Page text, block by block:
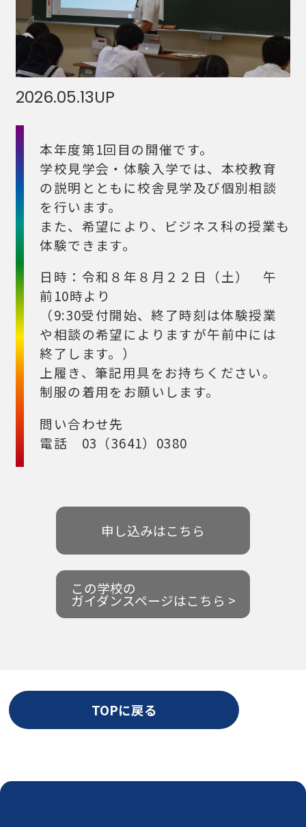
2026.05.13UP
本年度第1回目の開催です。
学校見学会・体験入学では、本校教育
の説明とともに校舎見学及び個別相談
を行います。
また、希望により、ビジネス科の授業も
体験できます。
日時：令和８年８月２２日（土） 午
前10時より
（9:30受付開始、終了時刻は体験授業
や相談の希望によりますが午前中には
終了します。）
上履き、筆記用具をお持ちください。
制服の着用をお願いします。
問い合わせ先
電話 03（3641）0380
申し込みはこちら
この学校の
ガイダンスページはこちら >
TOPに戻る